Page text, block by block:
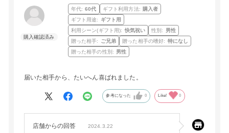
年代: 60代 ギフト利用方法: 購入者
ギフト用途:
ギフト用
利用シーン(ギフト用): 快気祝い 性別:
男性
贈った相手:
ご兄弟 贈った相手の嗜好: 特になし
贈った相手の性別: 男性
届いた相手から、たいへん喜ばれました。
参考になった 0 Like! 0
店舗からの回答 2024.3.22